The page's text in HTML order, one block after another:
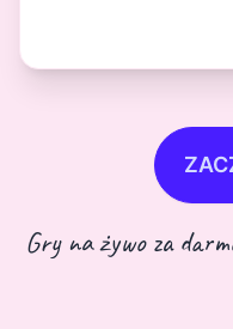
Gry na żywo za